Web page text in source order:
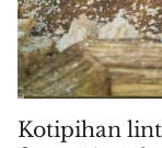
Kotipihan